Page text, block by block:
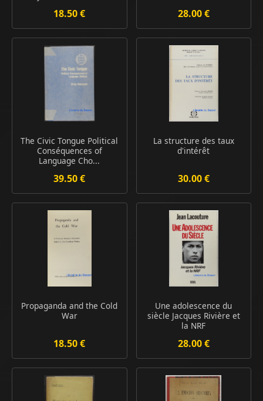
18.50 € 28.00 €
The Civic Tongue Political
Conséquences of
Language Cho...
39.50 €
La structure des taux
d'intérêt
30.00 €
Propaganda and the Cold
War
18.50 €
Une adolescence du
siècle Jacques Rivière et
la NRF
28.00 €